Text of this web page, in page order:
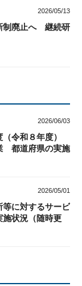
2026/05/13
制廃止へ 継続研
2026/06/03
（令和８年度）
都道府県の実施
2026/05/01
等に対するサービ
状況（随時更